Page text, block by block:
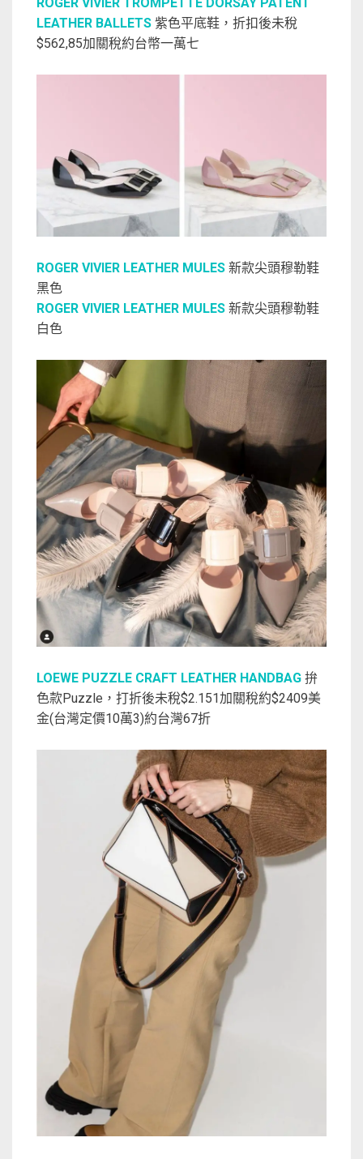
LEATHER BALLETS 紫色平底鞋，折扣後未稅
$562,85加關稅約台幣一萬七
ROGER VIVIER LEATHER MULES 新款尖頭穆勒鞋
黑色
ROGER VIVIER LEATHER MULES 新款尖頭穆勒鞋
白色
LOEWE PUZZLE CRAFT LEATHER HANDBAG 拚
色款Puzzle，打折後未稅$2.151加關稅約$2409美
金(台灣定價10萬3)約台灣67折